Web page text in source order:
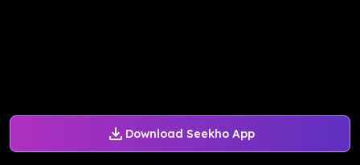
Download Seekho App